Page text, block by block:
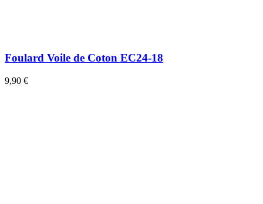
Foulard Voile de Coton EC24-18
9,90 €